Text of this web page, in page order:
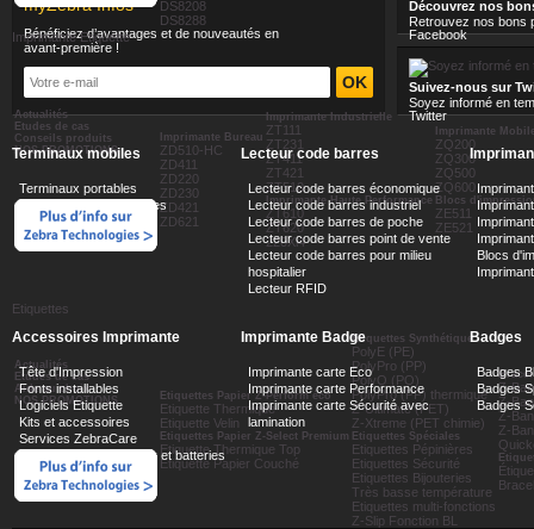
DS8208
DS8288
Imprimante Etiquette
Actualités
Etudes de cas
Conseils produits
NOS PROMOTIONS
Imprimante Bureau
ZD510-HC
ZD411
ZD220
ZD230
ZD421
ZD621
Imprimante Industrielle
ZT111
ZT231
ZT411
ZT421
ZT510
Imprimante Haute Performance
ZT610
ZT620
220Xi4
Imprimante
ZQ200
ZQ300
ZQ500
ZQ600
Blocs
ZE511
ZE521
Etiquettes
Actualités
Etudes de cas
Aide au choix
NOS PROMOTIONS
Etiquettes Papier Z-Perform éco
Etiquette Thermique
Etiquette Velin
Etiquettes Papier Z-Select Premium
Etiquette Thermique Top
Etiquette Papier Couché
Etiquettes Synthétique
PolyE (PE)
PolyPro (PP)
PolyO (PO)
PolyPro (PP) thermique
Z-Ultimate (PET)
Z-Xtreme (PET chimie)
Etiquettes Spéciales
Etiquettes Pépinières
Etiquettes Sécurité
Etiquettes Bijouteries
Très basse température
Etiquettes multi-fonctions
Z-Slip Fonction BL
Z-
Z-
Z-
Z-
myZebra Infos
Bénéficiez d’avantages et de nouveautés en
avant-première !
Découvrez nos
Retrouvez nos bons
Facebook
Suivez-nous sur
Soyez informé en
Twitter
Terminaux mobiles
Terminaux portables
Terminaux transportables
Lecteur code barres
Lecteur code barres économique
Lecteur code barres industriel
Lecteur code barres de poche
Lecteur code barres point de vente
Lecteur code barres pour milieu
hospitalier
Lecteur RFID
Blocs
Accessoires Imprimante
Tête d'Impression
Fonts installables
Logiciels Etiquette
Kits et accessoires
Services ZebraCare
Alimentation, Chargeurs et batteries
Imprimante Badge
Imprimante carte Eco
Imprimante carte Performance
Imprimante carte Sécurité avec
lamination
Badges
Badges
Badges
Badges